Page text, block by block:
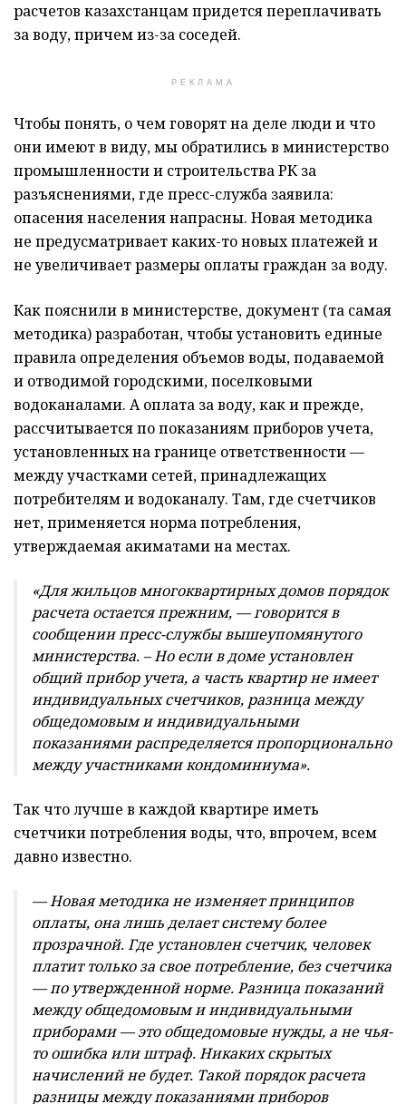
расчетов казахстанцам придется переплачивать
за воду, причем из-за соседей.
РЕКЛАМА
Чтобы понять, о чем говорят на деле люди и что
они имеют в виду, мы обратились в министерство
промышленности и строительства РК за
разъяснениями, где пресс-служба заявила:
опасения населения напрасны. Новая методика
не предусматривает каких-то новых платежей и
не увеличивает размеры оплаты граждан за воду.
Как пояснили в министерстве, документ (та самая
методика) разработан, чтобы установить единые
правила определения объемов воды, подаваемой
и отводимой городскими, поселковыми
водоканалами. А оплата за воду, как и прежде,
рассчитывается по показаниям приборов учета,
установленных на границе ответственности —
между участками сетей, принадлежащих
потребителям и водоканалу. Там, где счетчиков
нет, применяется норма потребления,
утверждаемая акиматами на местах.
«Для жильцов многоквартирных домов порядок
расчета остается прежним, — говорится в
сообщении пресс-службы вышеупомянутого
министерства. – Но если в доме установлен
общий прибор учета, а часть квартир не имеет
индивидуальных счетчиков, разница между
общедомовым и индивидуальными
показаниями распределяется пропорционально
между участниками кондоминиума».
Так что лучше в каждой квартире иметь
счетчики потребления воды, что, впрочем, всем
давно известно.
— Новая методика не изменяет принципов
оплаты, она лишь делает систему более
прозрачной. Где установлен счетчик, человек
платит только за свое потребление, без счетчика
— по утвержденной норме. Разница показаний
между общедомовым и индивидуальными
приборами — это общедомовые нужды, а не чья-
то ошибка или штраф. Никаких скрытых
начислений не будет. Такой порядок расчета
разницы между показаниями приборов